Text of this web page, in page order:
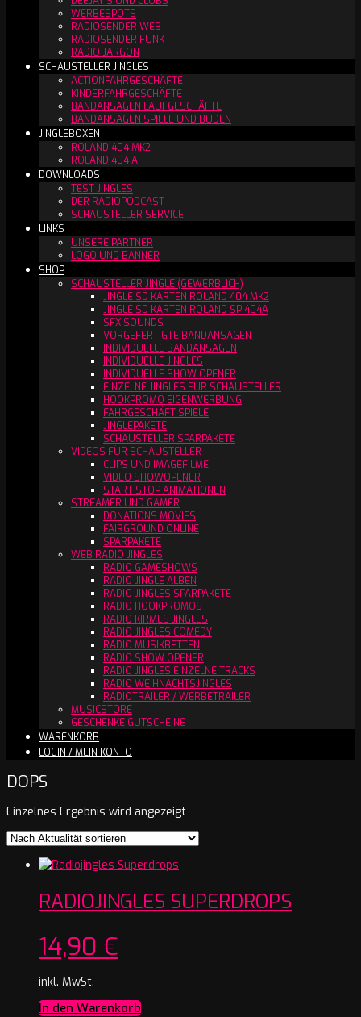
WERBESPOTS
RADIOSENDER WEB
RADIOSENDER FUNK
RADIO JARGON
SCHAUSTELLER JINGLES
ACTIONFAHRGESCHÄFTE
KINDERFAHRGESCHÄFTE
BANDANSAGEN LAUFGESCHÄFTE
BANDANSAGEN SPIELE UND BUDEN
JINGLEBOXEN
ROLAND 404 MK2
ROLAND 404 A
DOWNLOADS
TEST JINGLES
DER RADIOPODCAST
SCHAUSTELLER SERVICE
LINKS
UNSERE PARTNER
LOGO UND BANNER
SHOP
SCHAUSTELLER JINGLE (GEWERBLICH)
JINGLE SD KARTEN ROLAND 404 MK2
JINGLE SD KARTEN ROLAND SP 404A
SFX SOUNDS
VORGEFERTIGTE BANDANSAGEN
INDIVIDUELLE BANDANSAGEN
INDIVIDUELLE JINGLES
INDIVIDUELLE SHOW OPENER
EINZELNE JINGLES FÜR SCHAUSTELLER
HOOKPROMO EIGENWERBUNG
FAHRGESCHÄFT SPIELE
JINGLEPAKETE
SCHAUSTELLER SPARPAKETE
VIDEOS FÜR SCHAUSTELLER
CLIPS UND IMAGEFILME
VIDEO SHOWOPENER
START STOP ANIMATIONEN
STREAMER UND GAMER
DONATIONS MOVIES
FAIRGROUND ONLINE
SPARPAKETE
WEB RADIO JINGLES
RADIO GAMESHOWS
RADIO JINGLE ALBEN
RADIO JINGLES SPARPAKETE
RADIO HOOKPROMOS
RADIO KIRMES JINGLES
RADIO JINGLES COMEDY
RADIO MUSIKBETTEN
RADIO SHOW OPENER
RADIO JINGLES EINZELNE TRACKS
RADIO WEIHNACHTSJINGLES
RADIOTRAILER / WERBETRAILER
MUSICSTORE
GESCHENKE GUTSCHEINE
WARENKORB
LOGIN / MEIN KONTO
DOPS
Einzelnes Ergebnis wird angezeigt
RADIOJINGLES SUPERDROPS
14,90 €
inkl. MwSt.
In den Warenkorb